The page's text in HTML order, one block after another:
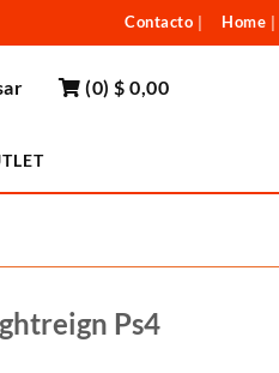
Contacto Home
(0)$ 0,00
Ps4